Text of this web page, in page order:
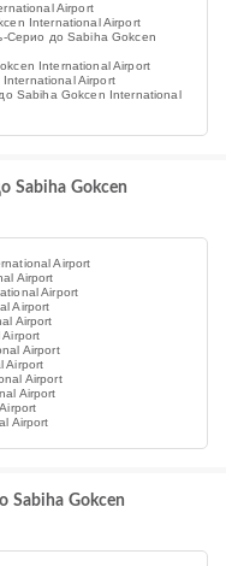
Airport
International Airport
Серио до Sabiha Gokcen
International Airport
Airport
Sabiha Gokcen International
Sabiha Gokcen
Airport
Airport
Airport
Airport
Airport
Airport
Airport
Airport
Airport
Airport
Sabiha Gokcen